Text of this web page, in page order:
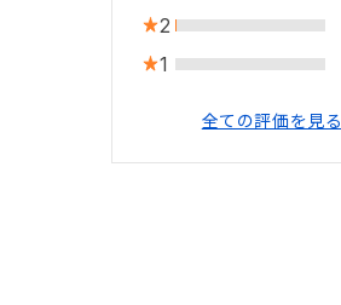
2
1
全ての評価を見る